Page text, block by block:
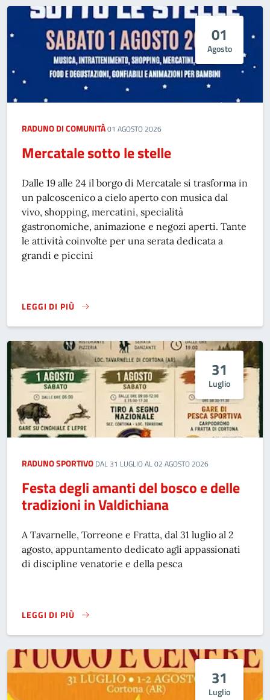
01
Agosto
RADUNO DI COMUNITÀ01 AGOSTO 2026
Mercatale sotto le stelle
Dalle 19 alle 24 il borgo di Mercatale si trasforma in
un palcoscenico a cielo aperto con musica dal
vivo, shopping, mercatini, specialità
gastronomiche, animazione e negozi aperti. Tante
le attività coinvolte per una serata dedicata a
grandi e piccini
LEGGI DI PIÙ
MERCATALE SOTTO LE STELLE
31
Luglio
RADUNO SPORTIVO DAL 31 LUGLIO AL 02 AGOSTO 2026
Festa degli amanti del bosco e delle
tradizioni in Valdichiana
A Tavarnelle, Torreone e Fratta, dal 31 luglio al 2
agosto, appuntamento dedicato agli appassionati
di discipline venatorie e della pesca
LEGGI DI PIÙ
FESTA DEGLI AMANTI DEL BOSCO E DELLE TRADIZIONI IN
31
Luglio